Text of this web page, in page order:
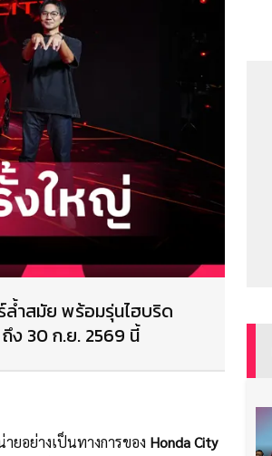
ล้ำสมัย พร้อมรุ่นไฮบริด
ง 30 ก.ย. 2569 นี้
ยอย่างเป็นทางการของ Honda City